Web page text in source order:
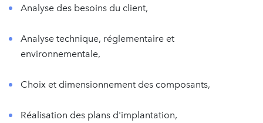
Analyse des besoins du client,
Analyse technique, réglementaire et
environnementale,
Choix et dimensionnement des composants,
Réalisation des plans d'implantation,